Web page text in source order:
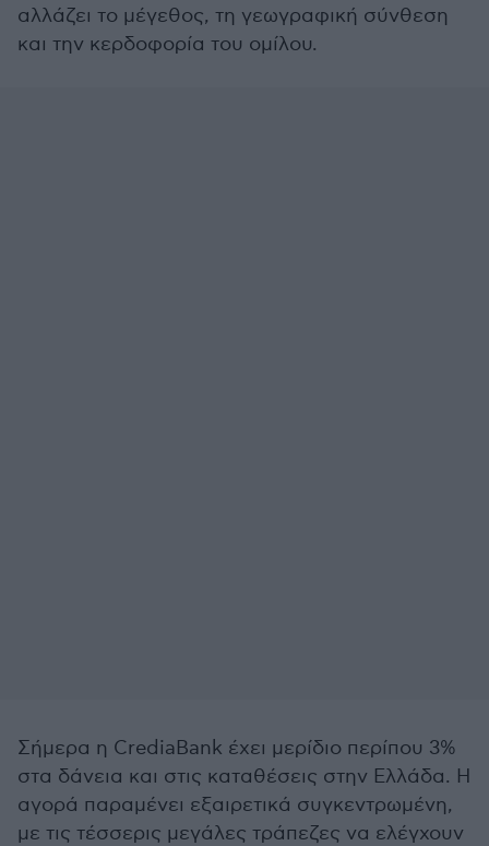
αλλάζει το μέγεθος, τη γεωγραφική σύνθεση
και την κερδοφορία του ομίλου.
Σήμερα η CrediaBank έχει μερίδιο περίπου 3%
στα δάνεια και στις καταθέσεις στην Ελλάδα. Η
αγορά παραμένει εξαιρετικά συγκεντρωμένη,
με τις τέσσερις μεγάλες τράπεζες να ελέγχουν